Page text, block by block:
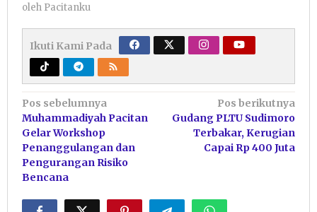
oleh Pacitanku
Ikuti Kami Pada
Navigasi
pos
Pos sebelumnya
Muhammadiyah Pacitan
Gelar Workshop
Penanggulangan dan
Pengurangan Risiko
Bencana
Pos berikutnya
Gudang PLTU Sudimoro
Terbakar, Kerugian
Capai Rp 400 Juta